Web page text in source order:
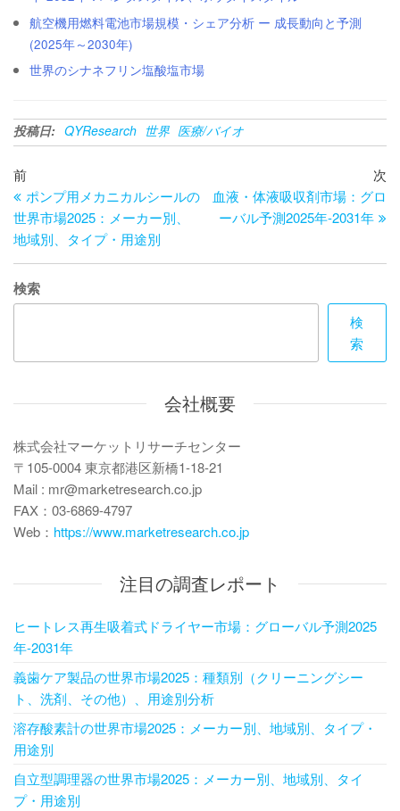
航空機用燃料電池市場規模・シェア分析 ー 成長動向と予測
(2025年～2030年)
世界のシナネフリン塩酸塩市場
投稿日: QYResearch 世界 医療/バイオ
投
稿
ナ
ビ
ゲ
シ
ン
過
去
の
投
稿
前
ポンプ用メカニカルシールの
世界市場2025：メーカー別、
地域別、タイプ・用途別
次
血液・体液吸収剤市場：グロ
ーバル予測2025年-2031年
検索
検
索
会社概要
株式会社マーケットリサーチセンター
〒105-0004 東京都港区新橋1-18-21
Mail : mr@marketresearch.co.jp
FAX：03-6869-4797
Web： https://www.marketresearch.co.jp
注目の調査レポート
ヒートレス再生吸着式ドライヤー市場：グローバル予測2025
年-2031年
義歯ケア製品の世界市場2025：種類別（クリーニングシー
ト、洗剤、その他）、用途別分析
溶存酸素計の世界市場2025：メーカー別、地域別、タイプ・
用途別
自立型調理器の世界市場2025：メーカー別、地域別、タイ
プ・用途別